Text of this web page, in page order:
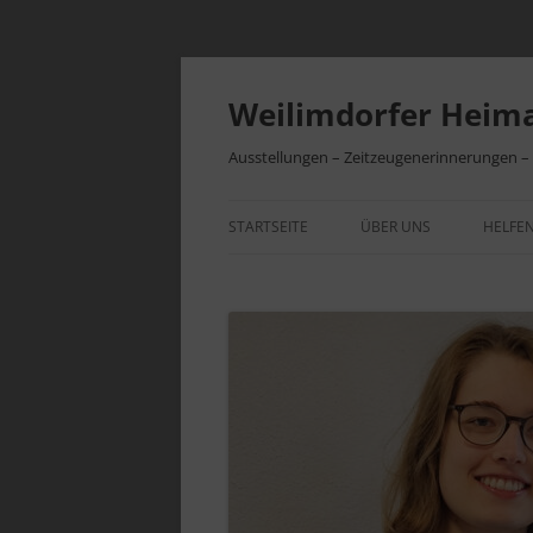
Zum
springen
Weilimdorfer
Ausstellungen – Zeitzeugenerinnerungen
STARTSEITE ÜBER UNS